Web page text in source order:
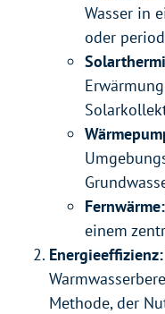
Wasser in
oder
Fernwärme:
einem
Energieeffizienz:
Methode, der